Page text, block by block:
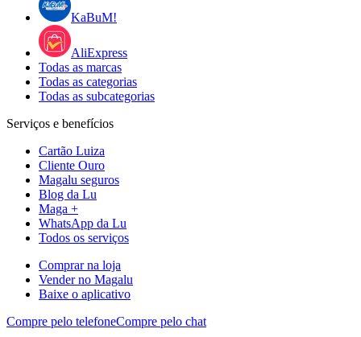
KaBuM!
AliExpress
Todas as marcas
Todas as categorias
Todas as subcategorias
Serviços e benefícios
Cartão Luiza
Cliente Ouro
Magalu seguros
Blog da Lu
Maga +
WhatsApp da Lu
Todos os serviços
Comprar na loja
Vender no Magalu
Baixe o aplicativo
Compre pelo telefoneCompre pelo chat